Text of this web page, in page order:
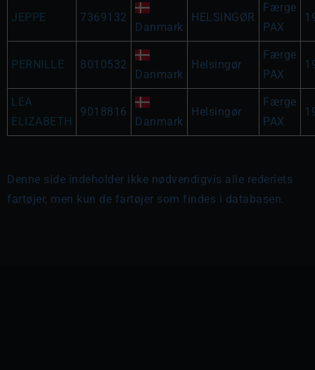
JEPPE 7369132
Danmark
HELSINGØR
Færge
PAX
PERNILLE 8010532
Danmark
Helsingør
Færge
PAX
LEA
ELIZABETH
9018816
Danmark
Helsingør
Færge
PAX
Denne side indeholder ikke nødvendigvis alle rederiets
fartøjer, men kun de fartøjer som findes i databasen.